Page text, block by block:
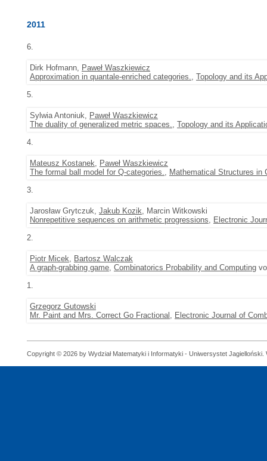
2011
6.
Dirk Hofmann, Paweł Waszkiewicz
Approximation in quantale-enriched categories., Topology and its
5.
Sylwia Antoniuk, Paweł Waszkiewicz
The duality of generalized metric spaces., Topology and its
4.
Mateusz Kostanek, Paweł Waszkiewicz
The formal ball model for Q-categories., Mathematical Structures in
3.
Jarosław Grytczuk, Jakub Kozik, Marcin Witkowski
Nonrepetitive sequences on arithmetic progressions, Electronic
2.
Piotr Micek, Bartosz Walczak
A graph-grabbing game, Combinatorics Probability and Computing
1.
Grzegorz Gutowski
Mr. Paint and Mrs. Correct Go Fractional , Electronic Journal of
Copyright © 2026 by Wydział Matematyki i Informatyki - Uniwersystet